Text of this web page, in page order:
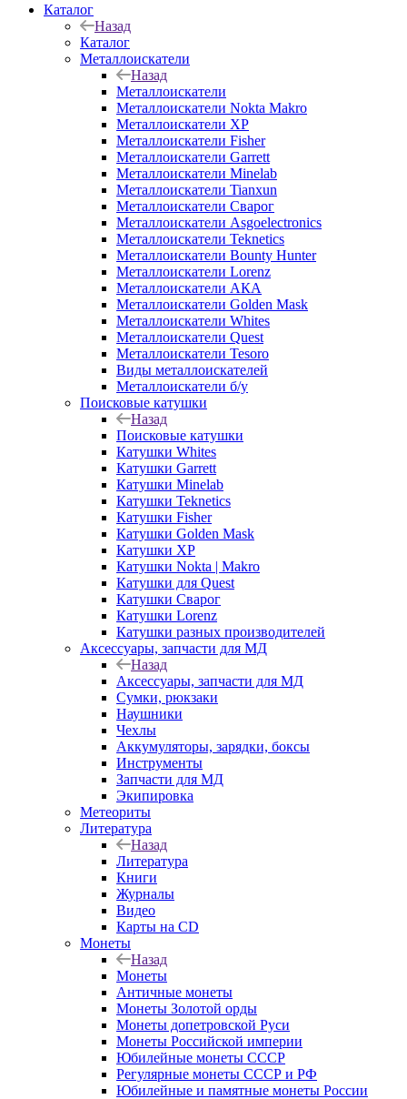
Каталог
Назад
Каталог
Металлоискатели
Назад
Металлоискатели
Металлоискатели Nokta Makro
Металлоискатели XP
Металлоискатели Fisher
Металлоискатели Garrett
Металлоискатели Minelab
Металлоискатели Tianxun
Металлоискатели Сварог
Металлоискатели Asgoelectronics
Металлоискатели Teknetics
Металлоискатели Bounty Hunter
Металлоискатели Lorenz
Металлоискатели АКА
Металлоискатели Golden Mask
Металлоискатели Whites
Металлоискатели Quest
Металлоискатели Tesoro
Виды металлоискателей
Металлоискатели б/у
Поисковые катушки
Назад
Поисковые катушки
Катушки Whites
Катушки Garrett
Катушки Minelab
Катушки Teknetics
Катушки Fisher
Катушки Golden Mask
Катушки XP
Катушки Nokta | Makro
Катушки для Quest
Катушки Сварог
Катушки Lorenz
Катушки разных производителей
Аксессуары, запчасти для МД
Назад
Аксессуары, запчасти для МД
Сумки, рюкзаки
Наушники
Чехлы
Аккумуляторы, зарядки, боксы
Инструменты
Запчасти для МД
Экипировка
Метеориты
Литература
Назад
Литература
Книги
Журналы
Видео
Карты на CD
Монеты
Назад
Монеты
Античные монеты
Монеты Золотой орды
Монеты допетровской Руси
Монеты Российской империи
Юбилейные монеты СССР
Регулярные монеты СССР и РФ
Юбилейные и памятные монеты России